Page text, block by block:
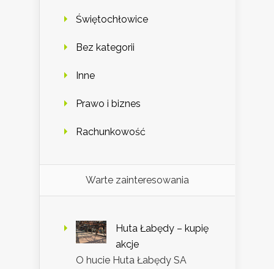
Świętochłowice
Bez kategorii
Inne
Prawo i biznes
Rachunkowość
Warte zainteresowania
Huta Łabędy – kupię
akcje
O hucie Huta Łabędy SA